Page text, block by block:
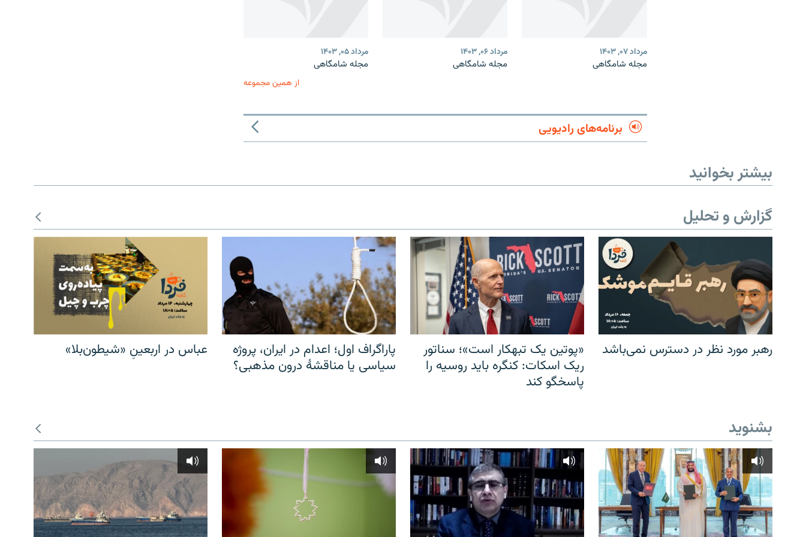
مرداد ۰۷, ۱۴۰۳
مجله شامگاهی
مرداد ۰۶, ۱۴۰۳
مجله شامگاهی
مرداد ۰۵, ۱۴۰۳
مجله شامگاهی
از همین مجموعه
برنامه‌های رادیویی
بیشتر بخوانید
گزارش و تحلیل
رهبر مورد نظر در دسترس نمی‌باشد
«پوتین یک تبهکار است»؛ سناتور
ریک اسکات: کنگره باید روسیه را
پاسخگو کند
پاراگراف اول؛ اعدام در ایران، پروژه
سیاسی یا مناقشهٔ درون مذهبی؟
عباس در اربعینِ «شیطون‌بلا»
بشنوید